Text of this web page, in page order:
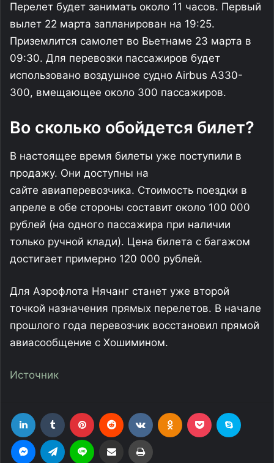
Перелет будет занимать около 11 часов. Первый
вылет 22 марта запланирован на 19:25.
Приземлится самолет во Вьетнаме 23 марта в
09:30. Для перевозки пассажиров будет
использовано воздушное судно Airbus A330-
300, вмещающее около 300 пассажиров.
Во сколько обойдется билет?
В настоящее время билеты уже поступили в
продажу. Они доступны на
сайте авиаперевозчика. Стоимость поездки в
апреле в обе стороны составит около 100 000
рублей (на одного пассажира при наличии
только ручной клади). Цена билета с багажом
достигает примерно 120 000 рублей.
Для Аэрофлота Нячанг станет уже второй
точкой назначения прямых перелетов. В начале
прошлого года перевозчик восстановил прямой
авиасообщение с Хошимином.
Источник